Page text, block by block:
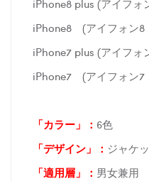
iPhone8 plus (アイフ
iPhone8 (アイフォン
iPhone7 plus (アイフ
iPhone7 (アイフォン
「カラー」： 6色
「デザイン」
： ジャケ
「適用層」： 男女兼用